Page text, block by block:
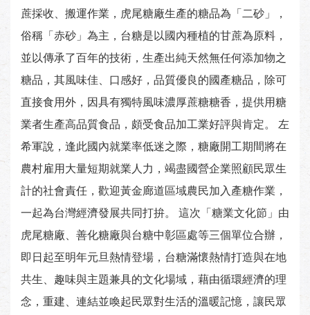
蔗採收、搬運作業，虎尾糖廠生產的糖品為「二砂」，
俗稱「赤砂」為主，台糖是以國內種植的甘蔗為原料，
並以傳承了百年的技術，生產出純天然無任何添加物之
糖品，其風味佳、口感好，品質優良的國產糖品，除可
直接食用外，因具有獨特風味濃厚蔗糖糖香，提供用糖
業者生產高品質食品，頗受食品加工業好評與肯定。 左
希軍說，逢此國內就業率低迷之際，糖廠開工期間將在
農村雇用大量短期就業人力，竭盡國營企業照顧民眾生
計的社會責任，歡迎黃金廊道區域農民加入產糖作業，
一起為台灣經濟發展共同打拚。 這次「糖業文化節」由
虎尾糖廠、善化糖廠與台糖中彰區處等三個單位合辦，
即日起至明年元旦熱情登場，台糖滿懷熱情打造與在地
共生、趣味與主題兼具的文化場域，藉由循環經濟的理
念，重建、連結並喚起民眾對生活的溫暖記憶，讓民眾